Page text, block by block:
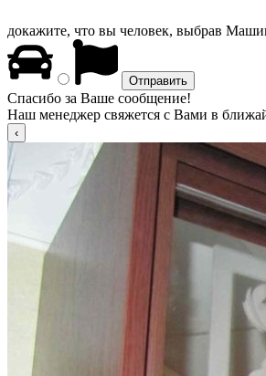
докажите, что вы человек, выбрав
Спасибо за Ваше сообщение!
Наш менеджер свяжется с Вами в